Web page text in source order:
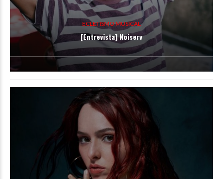
ECLETISMO MUSICAL
[Entrevista] Noiserv